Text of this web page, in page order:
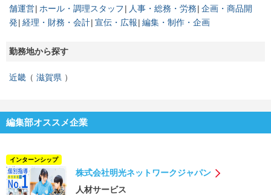
舗運営 ホール・調理スタッフ 人事・総務・労務 企画・商品開
発 経理・財務・会計 宣伝・広報 編集・制作・企画
勤務地から探す
近畿 滋賀県
編集部オススメ企業
インターンシップ
株式会社明光ネットワークジャパン
人材サービス